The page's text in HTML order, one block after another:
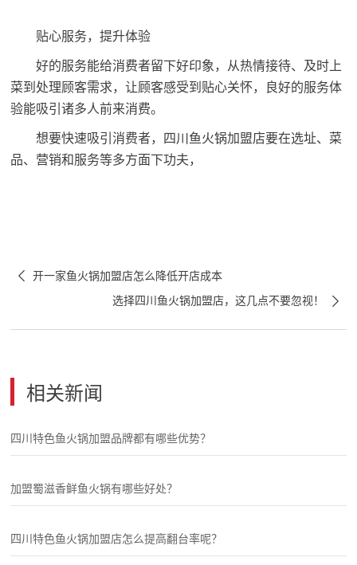
贴心服务，提升体验
好的服务能给消费者留下好印象，从热情接待、及时上
菜到处理顾客需求，让顾客感受到贴心关怀，良好的服务体
验能吸引诸多人前来消费。
想要快速吸引消费者，四川鱼火锅加盟店要在选址、菜
品、营销和服务等多方面下功夫，
开一家鱼火锅加盟店怎么降低开店成本

选择四川鱼火锅加盟店，这几点不要忽视！
相关新闻
四川特色鱼火锅加盟品牌都有哪些优势？
加盟蜀滋香鲜鱼火锅有哪些好处？
四川特色鱼火锅加盟店怎么提高翻台率呢？